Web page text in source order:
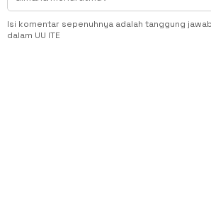
Isi komentar sepenuhnya adalah tanggung
dalam UU ITE